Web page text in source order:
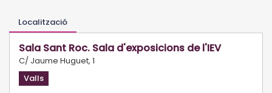
Localització
Sala Sant Roc. Sala d'exposicions de l'IEV
C/ Jaume Huguet, 1
Valls